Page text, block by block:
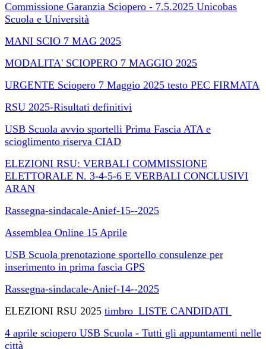
Commissione Garanzia Sciopero - 7.5.2025 Unicobas
Scuola e Università
MANI SCIO 7 MAG 2025
MODALITA' SCIOPERO 7 MAGGIO 2025
URGENTE Sciopero 7 Maggio 2025 testo PEC FIRMATA
RSU 2025-Risultati definitivi
USB Scuola avvio sportelli Prima Fascia ATA e
scioglimento riserva CIAD
ELEZIONI RSU: VERBALI COMMISSIONE
ELETTORALE N. 3-4-5-6 E VERBALI CONCLUSIVI
ARAN
Rassegna-sindacale-Anief-15--2025
Assemblea Online 15 Aprile
USB Scuola prenotazione sportello consulenze per
inserimento in prima fascia GPS
Rassegna-sindacale-Anief-14--2025
ELEZIONI RSU 2025 timbro_LISTE CANDIDATI
4 aprile sciopero USB Scuola - Tutti gli appuntamenti nelle
città